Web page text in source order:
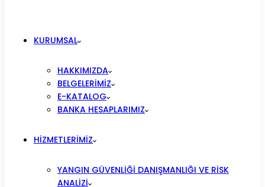
KURUMSAL
HAKKIMIZDA
BELGELERIMIZ
E-KATALOG
BANKA HESAPLARIMIZ
HIZMETLERIMIZ
YANGIN GÜVENLIĞI DANIŞMANLIĞI VE RISK
ANALIZI